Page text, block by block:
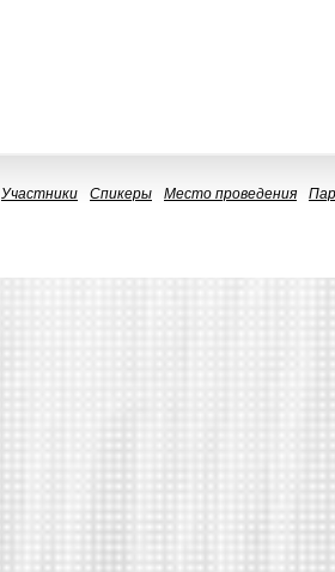
Участники Спикеры Место проведения